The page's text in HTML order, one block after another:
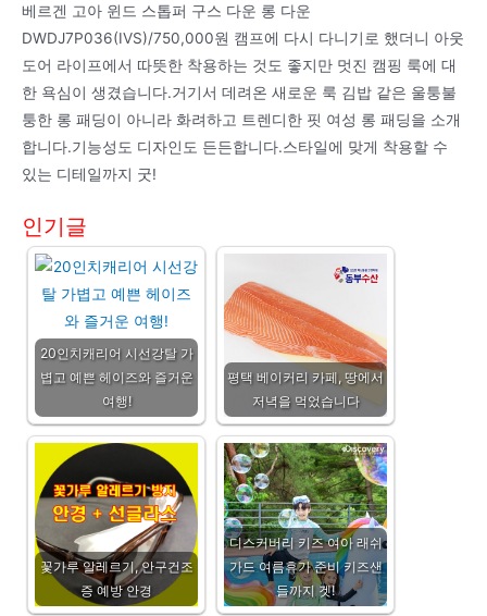
베르겐 고아 윈드 스톱퍼 구스 다운 롱 다운
DWDJ7P036(IVS)/750,000원 캠프에 다시 다니기로 했더니 아웃
도어 라이프에서 따뜻한 착용하는 것도 좋지만 멋진 캠핑 룩에 대
한 욕심이 생겼습니다.거기서 데려온 새로운 룩 김밥 같은 울퉁불
퉁한 롱 패딩이 아니라 화려하고 트렌디한 핏 여성 롱 패딩을 소개
합니다.기능성도 디자인도 든든합니다.스타일에 맞게 착용할 수
있는 디테일까지 굿!
인기글
20인치캐리어 시선강탈 가
볍고 예쁜 헤이즈와 즐거운
여행!
평택 베이커리 카페, 땅에서
저녁을 먹었습니다
꽃가루 알레르기, 안구건조
증 예방 안경
디스커버리 키즈 여아 래쉬
가드 여름휴가 준비 키즈샌
들까지 겟!